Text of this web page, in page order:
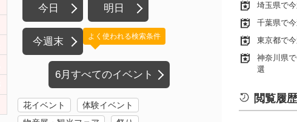
今日 明日
今週末
6月すべてのイベント
よく使われる検索条件
花イベント
体験イベント
埼玉県で
千葉県で
東京都で
神奈川県
選
閲覧履歴